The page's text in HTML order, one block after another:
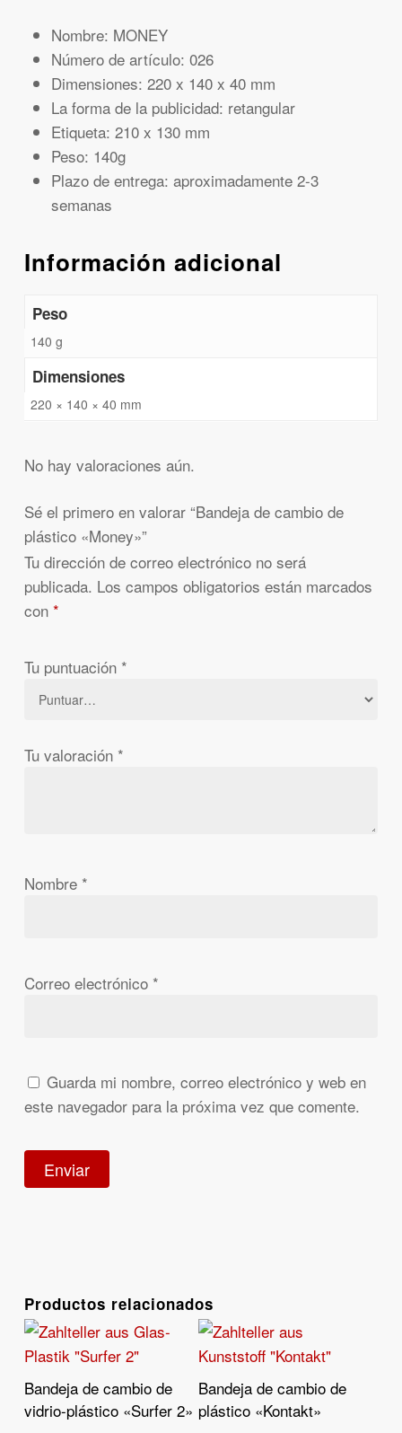
Nombre: MONEY
Número de artículo: 026
Dimensiones: 220 x 140 x 40 mm
La forma de la publicidad: retangular
Etiqueta: 210 x 130 mm
Peso: 140g
Plazo de entrega: aproximadamente 2-3
semanas
Información adicional
Peso
140 g
Dimensiones
220 × 140 × 40 mm
No hay valoraciones aún.
Sé el primero en valorar “Bandeja de cambio de
plástico «Money»”
Tu dirección de correo electrónico no será
publicada. Los campos obligatorios están marcados
con *
Tu puntuación *
Tu valoración *
Nombre *
Correo electrónico *
Guarda mi nombre, correo electrónico y web en
este navegador para la próxima vez que comente.
Productos relacionados
Leer Más
Bandeja de cambio de
vidrio-plástico «Surfer 2»
Leer Más
Bandeja de cambio de
plástico «Kontakt»